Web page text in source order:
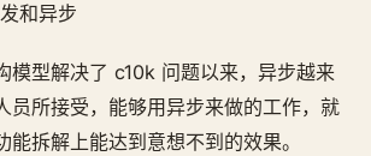
和异步
模型解决了 c10k 问题以来，异步越来
员所接受，能够用异步来做的工作，就
能拆解上能达到意想不到的效果。